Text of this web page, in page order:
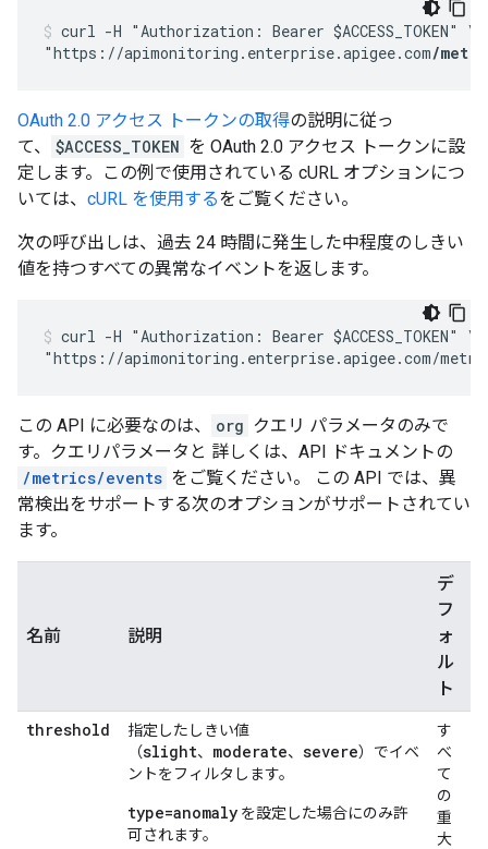
curl -H "Authorization: Bearer $ACCESS_TOKEN" \
"https://apimonitoring.enterprise.apigee.com/
OAuth 2.0 アクセス トークンの取得の説明に従っ
て、
$ACCESS_TOKEN を OAuth 2.0 アクセス トークンに設
定します。この例で使用されている cURL オプションにつ
いては、 cURL を使用するをご覧ください。
次の呼び出しは、過去 24 時間に発生した中程度のしきい
値を持つすべての異常なイベントを返します。
curl -H "Authorization: Bearer $ACCESS_TOKEN" \
"https://apimonitoring.enterprise.apigee.com/
この API に必要なのは、 org クエリ パラメータのみで
す。クエリパラメータと 詳しくは、API ドキュメントの
/metrics/events をご覧ください。 この API では、異
常検出をサポートする次のオプションがサポートされてい
ます。
名前 説明
デ
フ
ォ
ル
ト
threshold
指定したしきい値
（slight、 moderate、 severe）でイベ
ントをフィルタします。
type=anomaly を設定した場合にのみ許
可されます。
す
べ
て
の
重
大